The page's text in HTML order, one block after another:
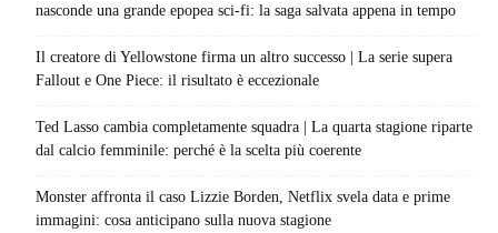
nasconde una grande epopea sci-fi: la saga salvata appena in tempo
Il creatore di Yellowstone firma un altro successo | La serie supera
Fallout e One Piece: il risultato è eccezionale
Ted Lasso cambia completamente squadra | La quarta stagione riparte
dal calcio femminile: perché è la scelta più coerente
Monster affronta il caso Lizzie Borden, Netflix svela data e prime
immagini: cosa anticipano sulla nuova stagione